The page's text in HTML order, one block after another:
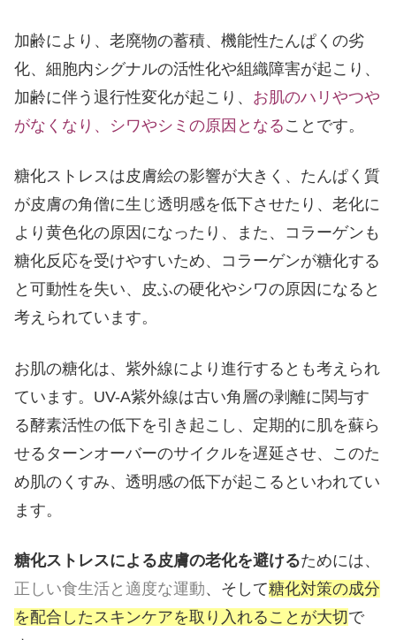
加齢により、老廃物の蓄積、機能性たんぱくの劣
化、細胞内シグナルの活性化や組織障害が起こり、
加齢に伴う退行性変化が起こり、 お肌のハリやつや
がなくなり、シワやシミの原因となる ことです。
糖化ストレスは皮膚絵の影響が大きく、たんぱく質
が皮膚の角僧に生じ透明感を低下させたり、老化に
より黄色化の原因になったり、また、コラーゲンも
糖化反応を受けやすいため、コラーゲンが糖化する
と可動性を失い、皮ふの硬化やシワの原因になると
考えられています。
お肌の糖化は、紫外線により進行するとも考えられ
ています。UV-A紫外線は古い角層の剥離に関与す
る酵素活性の低下を引き起こし、定期的に肌を蘇ら
せるターンオーバーのサイクルを遅延させ、このた
め肌のくすみ、透明感の低下が起こるといわれてい
ます。
糖化ストレスによる皮膚の老化を避けるためには、
正しい食生活と適度な運動、そして糖化対策の成分
を配合したスキンケアを取り入れることが大切で